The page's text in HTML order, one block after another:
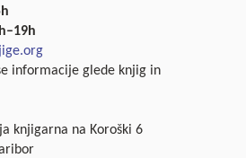
informacije glede knjig in
knjigarna na Koroški 6